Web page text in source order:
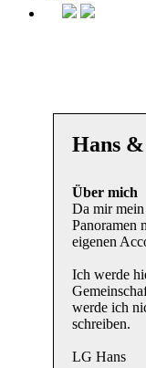
Hans
Über mich
Da mir
Panoramen
eigenen
Ich werde
werde ich
schreiben.
LG Hans